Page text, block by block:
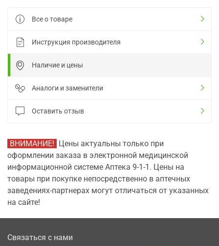
Все о товаре
Инструкция производителя
Наличие и цены
Аналоги и заменители
Оставить отзыв
ВНИМАНИЕ! Цены актуальны только при
оформлении заказа в электронной медицинской
информационной системе Аптека 9-1-1. Цены на
товары при покупке непосредственно в аптечных
заведениях-партнерах могут отличаться от указанных
на сайте!
Связаться с нами